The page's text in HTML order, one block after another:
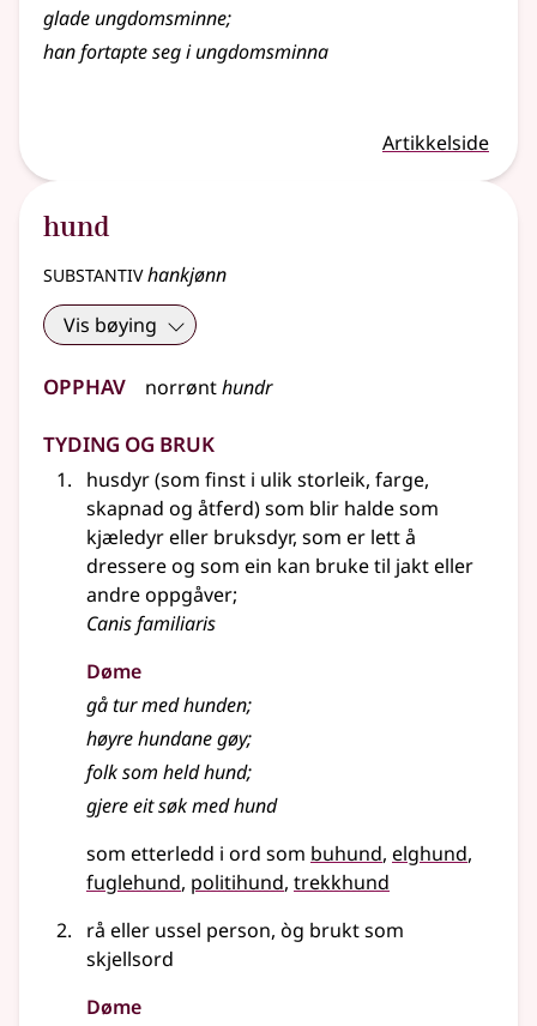
glade ungdomsminne;
han fortapte seg i ungdomsminna
Artikkelside
hund
substantivhankjønn
Vis bøying
Opphav norrønthundr
Tyding og bruk
husdyr (som finst i ulik storleik, farge,
skapnad og åtferd) som blir halde som
kjæledyr eller bruksdyr, som er lett å
dressere og som ein kan bruke til jakt eller
andre oppgåver;
Canis familiaris
Døme
gå tur med hunden;
høyre hundane gøy;
folk som held hund;
gjere eit søk med hund
som etterledd i ord som buhund elghund
fuglehund politihund trekkhund
rå eller ussel person, òg brukt som
skjellsord
Døme